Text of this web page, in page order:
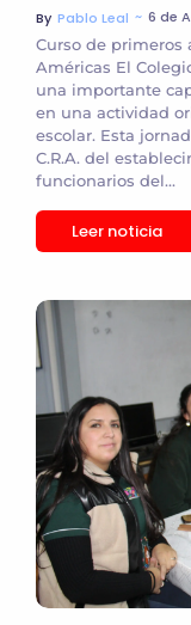
By Pablo Leal ~ 6 de
Curso de primeros
Américas El
una importante
en una actividad
escolar. Esta
C.R.A. del
funcionarios del...
Leer noticia